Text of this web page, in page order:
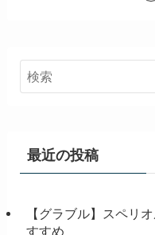
最近の投稿
【グラブル】スペリ
すすめ